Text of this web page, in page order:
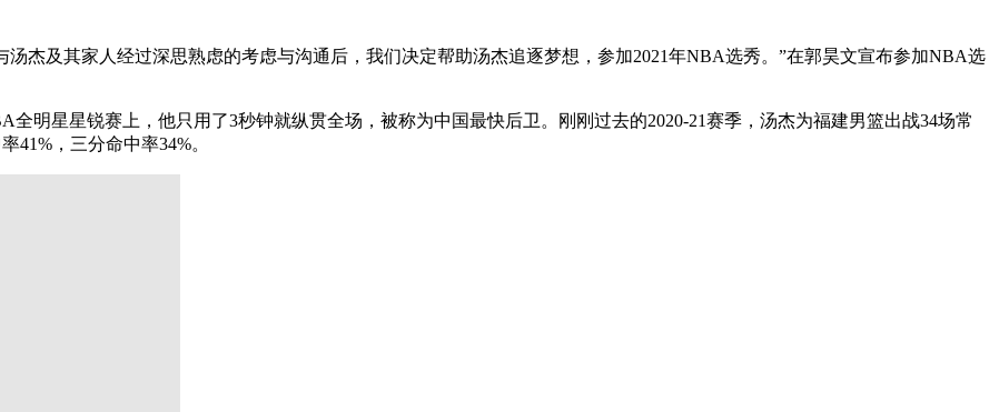
杰及其家人经过深思熟虑的考虑与沟通后，我们决定帮助汤杰追逐梦想，参加2021年NBA选秀。”在郭昊文宣布参加NBA选
明星星锐赛上，他只用了3秒钟就纵贯全场，被称为中国最快后卫。刚刚过去的2020-21赛季，汤杰为福建男篮出战34场常
41%，三分命中率34%。